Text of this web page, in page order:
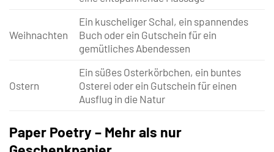
Weihnachten
Ein kuscheliger Schal, ein spannendes
Buch oder ein Gutschein für ein
gemütliches Abendessen
Ostern
Ein süßes Osterkörbchen, ein buntes
Osterei oder ein Gutschein für einen
Ausflug in die Natur
Paper Poetry – Mehr als nur